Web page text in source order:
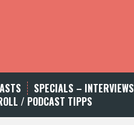
SPECIALS – INTERVIEWS
/ PODCAST TIPPS